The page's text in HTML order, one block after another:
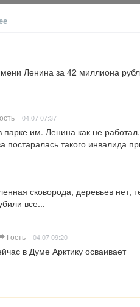
Ленина за 42 миллиона
04.07 07:37
им. Ленина как не
постаралась такого инвалида
сковорода, деревьев нет,
все...
Гость 04.07 09:20
в Думе Арктику осваивает